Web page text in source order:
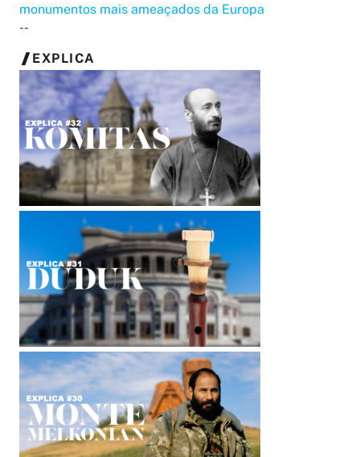
monumentos mais ameaçados da Europa
--
EXPLICA